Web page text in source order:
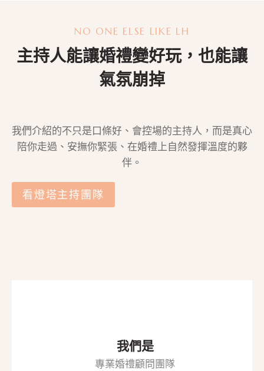
S
N
V
I
NO ONE ELSE LIKE LH
主持人能讓婚禮變好玩，也能讓
氣氛崩掉
我們介紹的不只是口條好、會控場的主持人，而是真心
陪你走過、安撫你緊張、在婚禮上自然發揮溫度的夥
伴。
看燈塔主持團隊
我們是
專業婚禮顧問團隊